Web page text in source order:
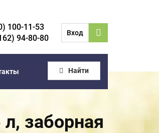
100-11-53
94-80-80
Вход
Найти
заборная